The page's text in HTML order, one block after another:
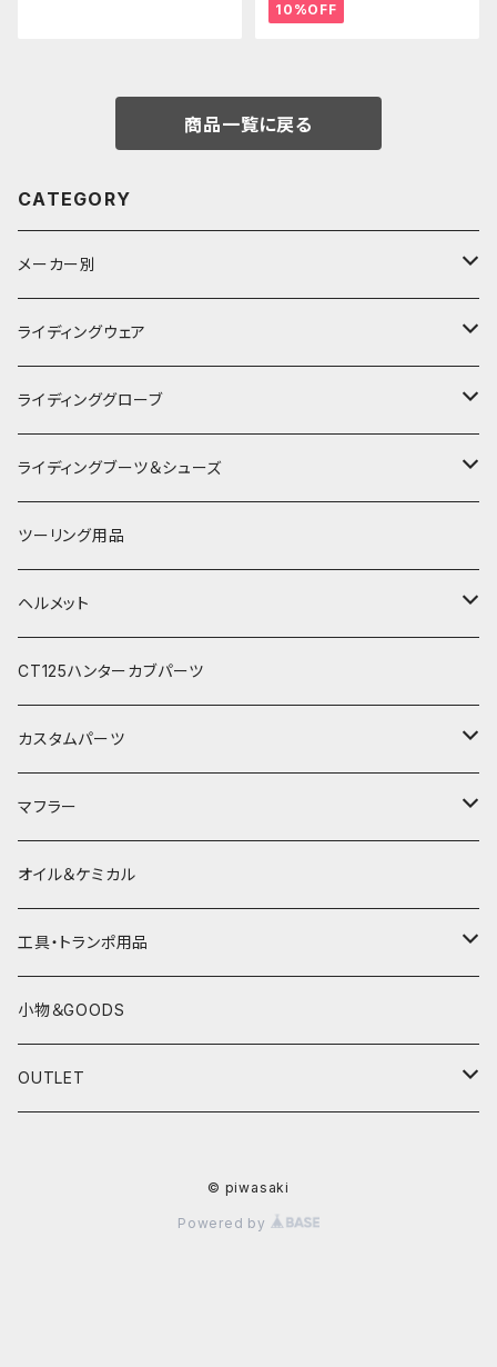
10%OFF
商品一覧に戻る
CATEGORY
メーカー別
KUSHITANI
RSタイチ
アルパインスターズ
アライヘルメット
SHOEI
OGKカブト
HJC
ライディングウェア
春夏ライディングジャケット
春夏ライディングパンツ
秋冬ライディングジャケット
電熱ウェア
秋冬ライディングパンツ
秋冬防寒インナーウェア
レザーウェア
プロテクター＆小物
電熱ウェア
インナーウェア
グローブ
ライディンググローブ
オールシーズングローブ
メッシュグローブ
秋冬防風防寒グローブ
電熱グローブ
ライディングブーツ＆シューズ
ライディングブーツ
ライディングシューズ
ツーリング用品
ヘルメット
フルフェイスヘルメット
オープンフェイスヘルメット
パーツ&小物
CT125ハンターカブパーツ
カスタムパーツ
HONDA
YAMAHA
SUZUKI
KAWASAKI
外装パーツ
マフラー
HONDA
YAMAHA
SUZUKI
KAWASAKI
オイル＆ケミカル
工具・トランポ用品
充電器
小物＆GOODS
OUTLET
© piwasaki
Powered by